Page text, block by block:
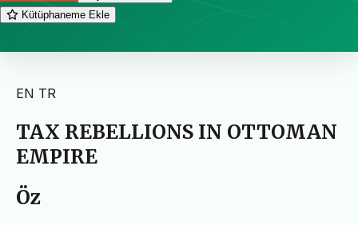
Kütüphaneme Ekle
EN TR
TAX REBELLIONS IN OTTOMAN
EMPIRE
Öz